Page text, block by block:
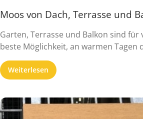
Moos von Dach, Terrasse und
Garten, Terrasse und Balkon sind für
beste Möglichkeit, an warmen Tagen
Weiterlesen